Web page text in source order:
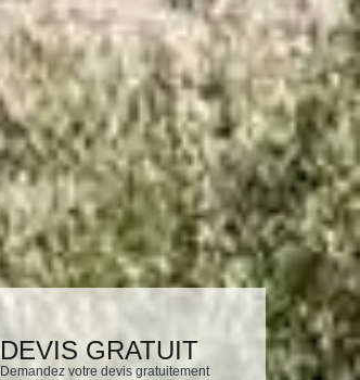
DEVIS GRATUIT
Demandez votre devis gratuitement